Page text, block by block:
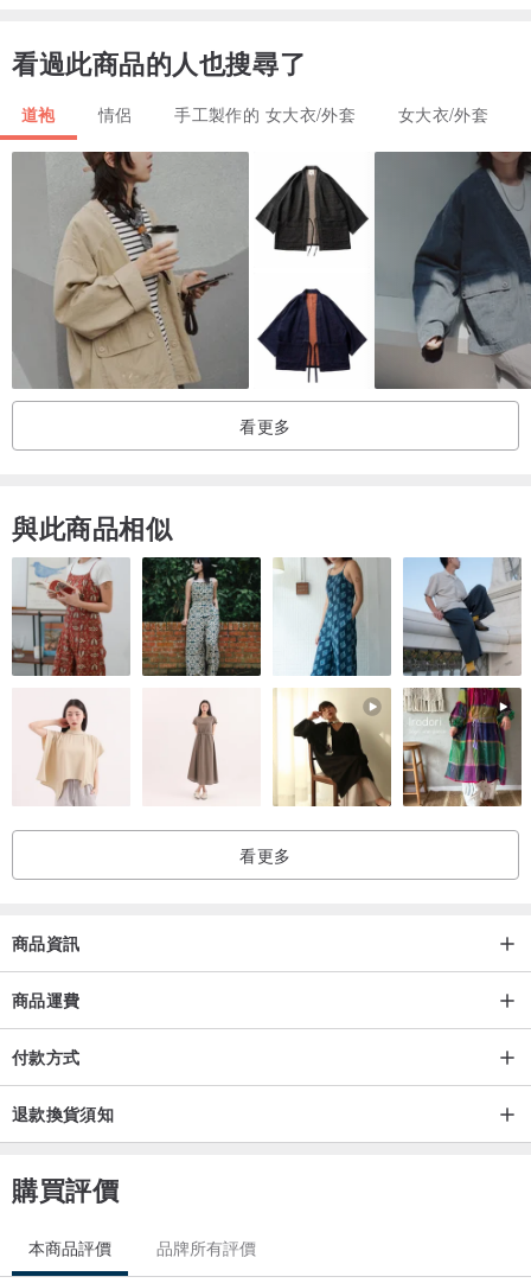
上海手工條紋土布
鋌而有型，會越洗越柔軟
重點說明：每件的藍條紋都不一樣
拼布花色隨機
尺寸：胸圍122 cm ，長度66cm
插肩設計，肩寬不限，寬鬆款
洗滌方式
土布面料會褪色，要與白色衣物分開洗滌
重點說明，深色面料會掉色，需洗滌後穿
搭配示範
模特身高166 體重100斤 肩寬38
因為拍攝的光線不同或顯示器差異，衣服顔色會有色差，以實物為准
看過此商品的人也搜尋了
道袍 情侶 手工製作的 女大衣/外套 女大衣/外套
看更多
與此商品相似
看更多
商品資訊
商品運費
付款方式
退款換貨須知
購買評價
本商品評價 品牌所有評價